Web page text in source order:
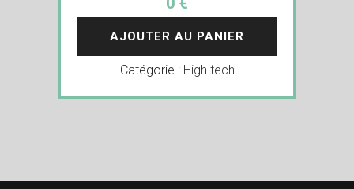
AJOUTER AU PANIER
Catégorie : High tech